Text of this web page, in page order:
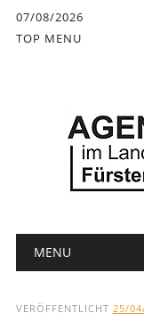
springen
07/08/2026
TOP MENU
Abbrechen
Text
MENU
VERÖFFENTLICHT 25/